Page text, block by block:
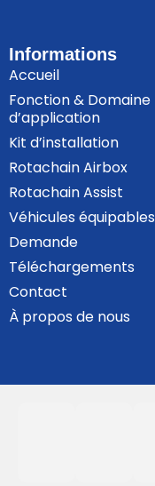
Informations
Accueil
Fonction & Domaine
d’application
Kit d’installation
Rotachain Airbox
Rotachain Assist
Véhicules équipables
Demande
Téléchargements
Contact
À propos de nous